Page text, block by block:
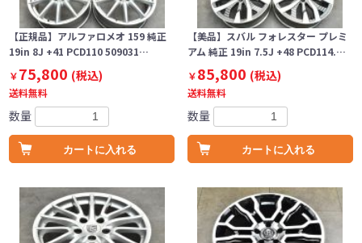
【正規品】アルファロメオ 159 純正
19in 8J +41 PCD110 509031…
￥75,800 (税込)
送料無料
数量
カートに入れる
【美品】スバル フォレスター プレミ
アム 純正 19in 7.5J +48 PCD114.…
￥85,800 (税込)
送料無料
数量
カートに入れる